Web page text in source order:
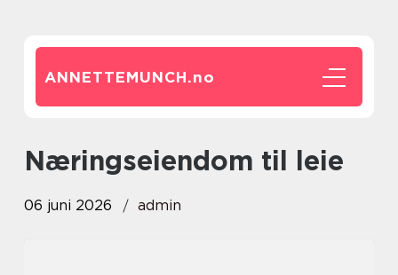
ANNETTEMUNCH.no
næringseiendom til leie
06 juni 2026 admin